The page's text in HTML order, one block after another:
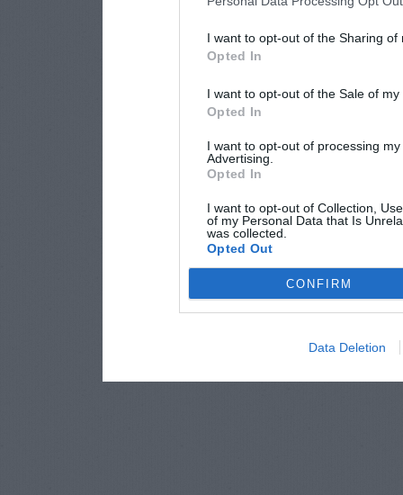
I want to opt-out of the Sharing of
Opted In
I want to opt-out of the Sale of
Opted In
I want to opt-out of processing
Advertising.
Opted In
I want to opt-out of Collection,
of my Personal Data that Is
was collected.
Opted Out
CONFIRM
Data Deletion